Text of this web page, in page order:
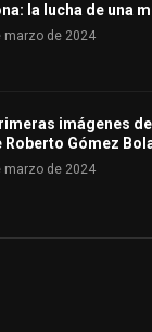
la lucha de una
marzo de 2024
imágenes
Roberto Gómez
marzo de 2024